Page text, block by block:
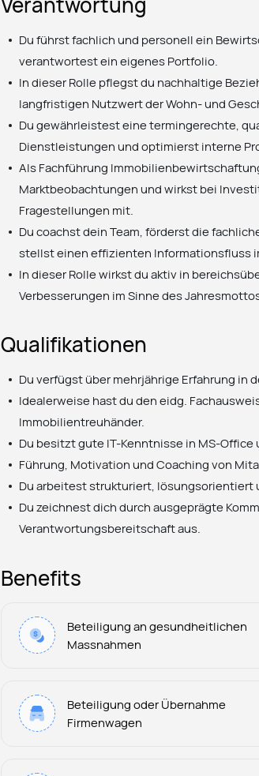
Du führst fachlich und personell ein
verantwortest ein eigenes Portfolio.
In dieser Rolle pflegst du nachhaltige
langfristigen Nutzwert der Wohn- und
Du gewährleistest eine termingerechte,
Dienstleistungen und optimierst interne
Als Fachführung
Marktbeobachtungen und wirkst bei
Fragestellungen mit.
Du coachst dein Team, förderst die
stellst einen effizienten Informationsfluss
In dieser Rolle wirkst du aktiv in
Verbesserungen im Sinne des
Qualifikationen
Du verfügst über mehrjährige Erfahrung in
Idealerweise hast du den eidg.
Immobilientreuhänder.
Du besitzt gute IT-Kenntnisse in MS-Office
Führung, Motivation und Coaching von
Du arbeitest strukturiert, lösungsorientiert
Du zeichnest dich durch ausgeprägte
Verantwortungsbereitschaft aus.
Benefits
Beteiligung an gesundheitlichen
Massnahmen
Beteiligung oder Übernahme
Firmenwagen